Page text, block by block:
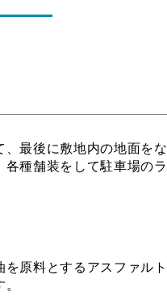
最後に敷地内の地面を
種舗装をして駐車場の
原料とするアスファル